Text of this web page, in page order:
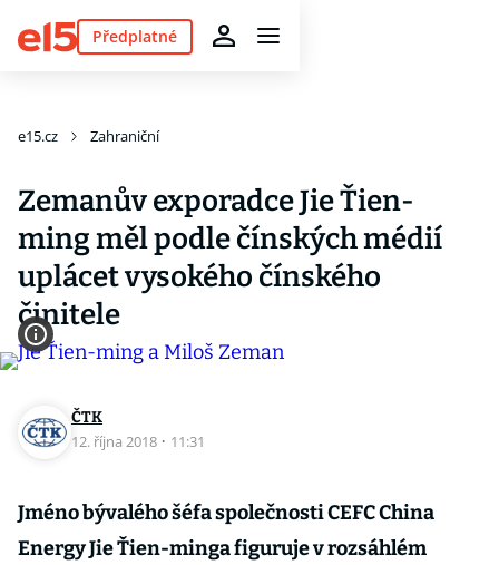
Předplatné
e15.cz Zahraniční
Zemanův exporadce Jie Ťien-
ming měl podle čínských médií
uplácet vysokého čínského
činitele
ČTK
12. října 2018 · 11:31
Jméno bývalého šéfa společnosti CEFC China
Energy Jie Ťien-minga figuruje v rozsáhlém